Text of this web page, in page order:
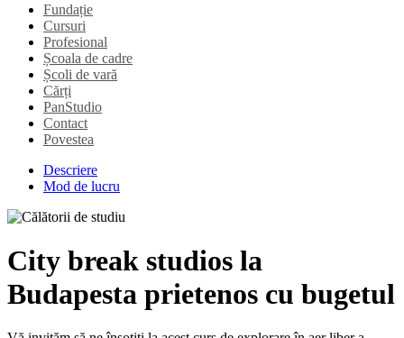
Fundație
Cursuri
Profesional
Școala de cadre
Școli de vară
Cărți
PanStudio
Contact
Povestea
Descriere
Mod de lucru
City break studios la
Budapesta prietenos cu bugetul